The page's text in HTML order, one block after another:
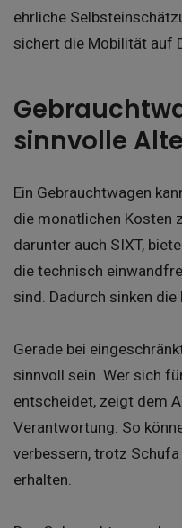
ehrliche
sichert die Mobilität auf
sinnvolle
Ein Gebrauchtwagen
die monatlichen Kosten
darunter auch SIXT,
die technisch
sind. Dadurch sinken die
Gerade bei
sinnvoll sein. Wer sich
entscheidet, zeigt dem
Verantwortung. So
verbessern, trotz
erhalten.